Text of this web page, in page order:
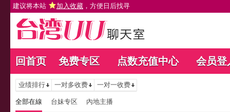
建议将本站 加入收藏 ，方便日后找寻
回首页 免费专区 点数充值中心 会员登
业绩排行 一对多收费 一对一收费
全部在線 台妹专区 內地主播